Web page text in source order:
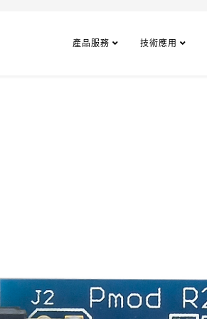
產品服務 技術應用